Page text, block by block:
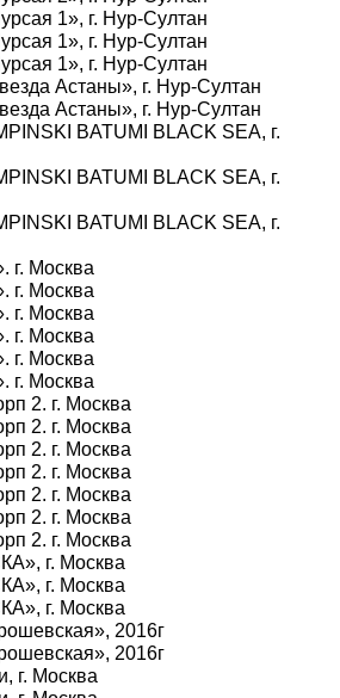
1», г. Нур-Султан
1», г. Нур-Султан
1», г. Нур-Султан
Астаны», г. Нур-Султан
Астаны», г. Нур-Султан
BATUMI BLACK SEA, г.
BATUMI BLACK SEA, г.
BATUMI BLACK SEA, г.
г. Москва
г. Москва
г. Москва
г. Москва
г. Москва
г. Москва
2. г. Москва
2. г. Москва
2. г. Москва
2. г. Москва
2. г. Москва
2. г. Москва
2. г. Москва
г. Москва
г. Москва
г. Москва
2016г
2016г
г. Москва